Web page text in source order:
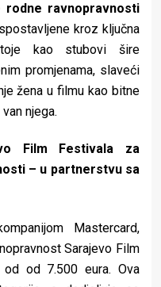
rodne ravnopravnosti
kroz ključna
kao stubovi šire
promjenama, slaveći
žena u filmu kao bitne
njega.
Film Festivala za
– u partnerstvu sa
Mastercard,
Sarajevo Film
od 7.500 eura. Ova